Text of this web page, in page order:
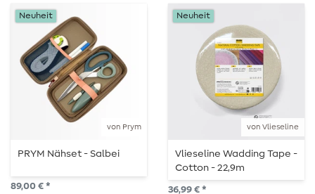
von Prym
Neuheit
PRYM Nähset - Salbei
89,00 € *
von Vlieseline
Neuheit
Vlieseline Wadding Tape -
Cotton - 22,9m
36,99 € *